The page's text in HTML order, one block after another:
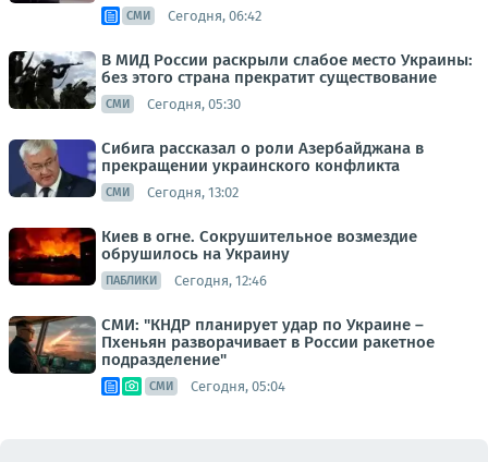
СМИ Сегодня, 06:42
В МИД России раскрыли слабое место Украины:
без этого страна прекратит существование
СМИ Сегодня, 05:30
Сибига рассказал о роли Азербайджана в
прекращении украинского конфликта
СМИ Сегодня, 13:02
Киев в огне. Сокрушительное возмездие
обрушилось на Украину
ПАБЛИКИ Сегодня, 12:46
СМИ: "КНДР планирует удар по Украине –
Пхеньян разворачивает в России ракетное
подразделение"
СМИ Сегодня, 05:04